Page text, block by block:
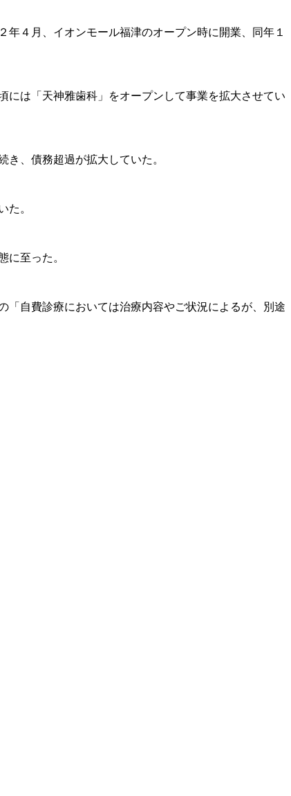
４月、イオンモール福津のオープン時に開業、同年１
には「天神雅歯科」をオープンして事業を拡大させてい
、債務超過が拡大していた。
た。
に至った。
「自費診療においては治療内容やご状況によるが、別途